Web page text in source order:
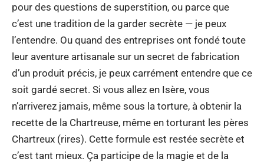
pour des questions de superstition, ou parce que
c’est une tradition de la garder secrète — je peux
l’entendre. Ou quand des entreprises ont fondé toute
leur aventure artisanale sur un secret de fabrication
d’un produit précis, je peux carrément entendre que ce
soit gardé secret. Si vous allez en Isère, vous
n’arriverez jamais, même sous la torture, à obtenir la
recette de la Chartreuse, même en torturant les pères
Chartreux (rires). Cette formule est restée secrète et
c’est tant mieux. Ça participe de la magie et de la